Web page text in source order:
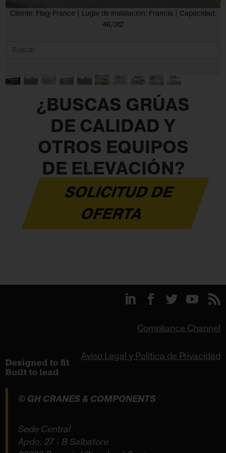
Cliente: Flag-France | Lugar de instalación: Francia | Capacidad:
46/3t2
¿BUSCAS GRÚAS
DE CALIDAD Y
OTROS EQUIPOS
DE ELEVACIÓN?
SOLICITUD DE
OFERTA
Compliance Channel
Aviso Legal y Política de Privacidad
© GH CRANES & COMPONENTS
Sede Central
Apdo. 27 - B Salbatore